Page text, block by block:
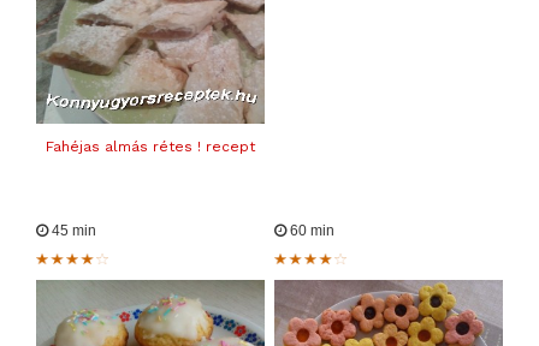
Fahéjas almás rétes ! recept
45 min 60 min